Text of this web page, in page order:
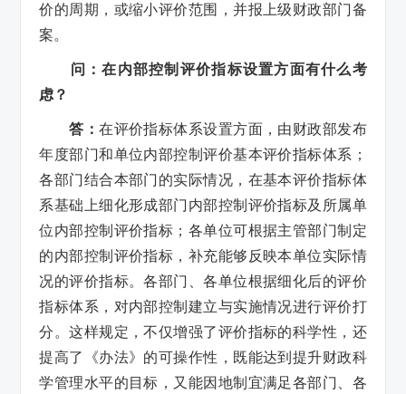
价的周期，或缩小评价范围，并报上级财政部门备
案。
问：在内部控制评价指标设置方面有什么考
虑？
答：在评价指标体系设置方面，由财政部发布
年度部门和单位内部控制评价基本评价指标体系；
各部门结合本部门的实际情况，在基本评价指标体
系基础上细化形成部门内部控制评价指标及所属单
位内部控制评价指标；各单位可根据主管部门制定
的内部控制评价指标，补充能够反映本单位实际情
况的评价指标。各部门、各单位根据细化后的评价
指标体系，对内部控制建立与实施情况进行评价打
分。这样规定，不仅增强了评价指标的科学性，还
提高了《办法》的可操作性，既能达到提升财政科
学管理水平的目标，又能因地制宜满足各部门、各